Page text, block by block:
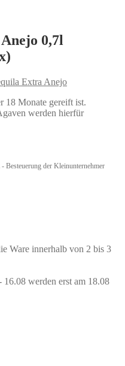
0,7l
Extra Anejo
18 Monate gereift ist.
werden hierfür
Besteuerung der Kleinunternehmer
Ware innerhalb von 2 bis 3
werden erst am 18.08